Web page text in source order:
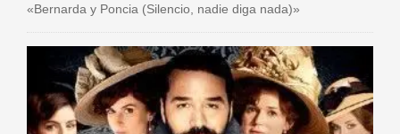
«Bernarda y Poncia (Silencio, nadie diga nada)»